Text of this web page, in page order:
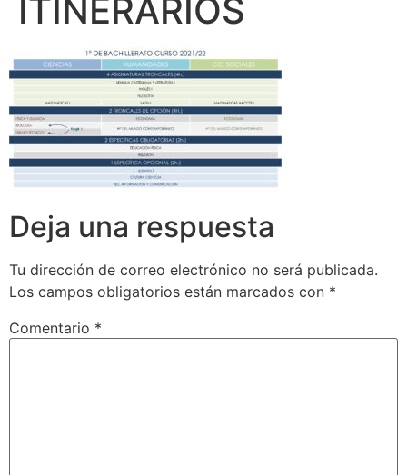
ITINERARIOS
Deja una respuesta
Tu dirección de correo electrónico no será publicada.
Los campos obligatorios están marcados con *
Comentario *